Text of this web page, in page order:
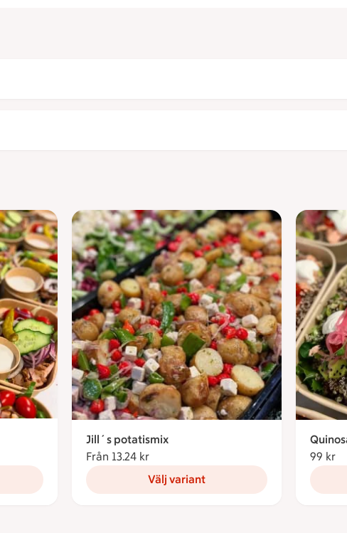
Jill´s potatismix
Från 13.24 kr
Välj variant
99 kr